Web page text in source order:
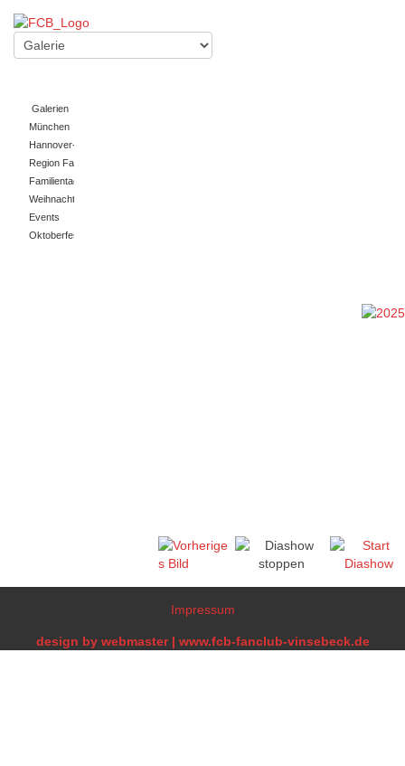
Galerien
München
Hannover-Fahrt
Region Fanclub
Familientag/Somerfest
Weihnachtsfeier
Events
Oktoberfest
Impressum
design by webmaster | www.fcb-fanclub-vinsebeck.de